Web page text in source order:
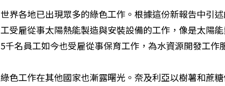
世界各地已出現眾多的綠色工作。根據這份新報告中引
工受雇從事太陽熱能製造與安裝設備的工作，像是太陽
5千名員工如今也受雇從事保育工作，為水資源開發工作
綠色工作在其他國家也漸露曙光。奈及利亞以樹薯和蔗